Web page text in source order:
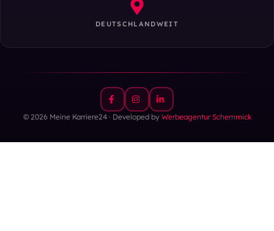
DEUTSCHLANDWEIT
© 2026 Meine Karriere24 · Developed by Werbeagentur Schemmick